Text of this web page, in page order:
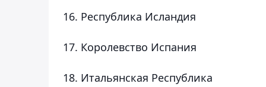
16. Республика Исландия
17. Королевство Испания
18. Итальянская Республика